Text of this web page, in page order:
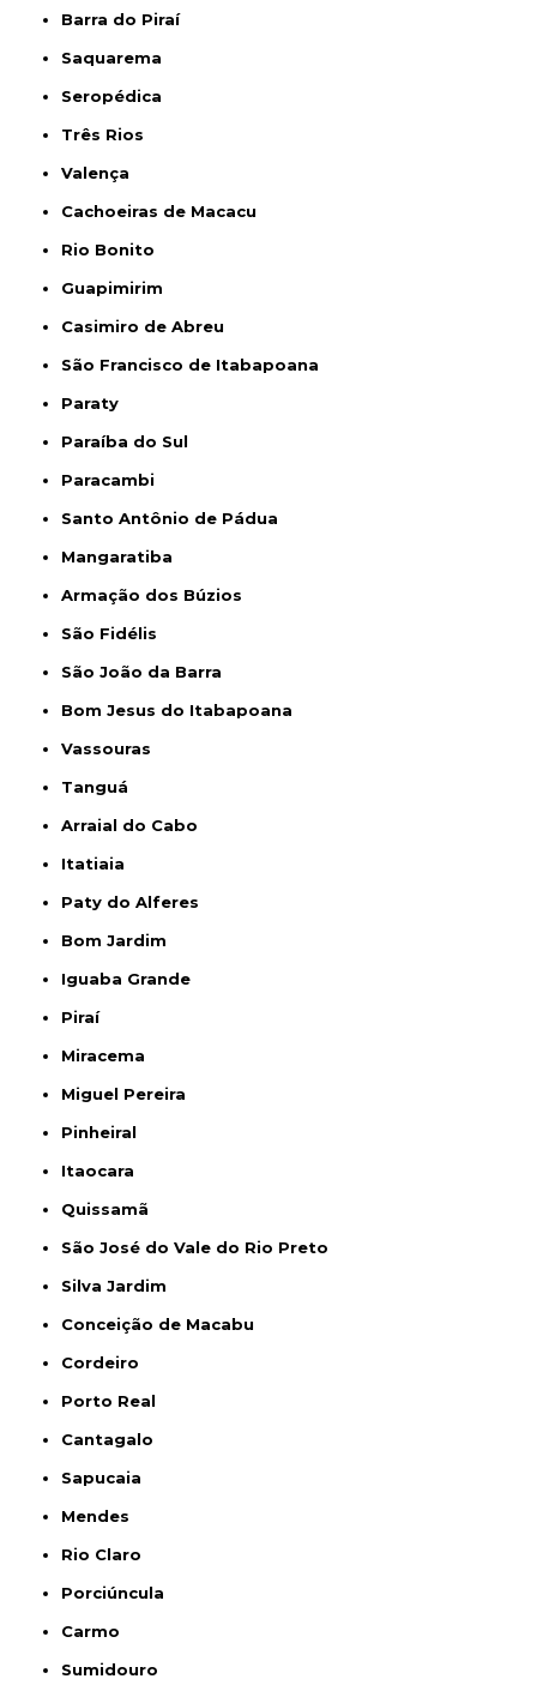
Barra do Piraí
Saquarema
Seropédica
Três Rios
Valença
Cachoeiras de Macacu
Rio Bonito
Guapimirim
Casimiro de Abreu
São Francisco de Itabapoana
Paraty
Paraíba do Sul
Paracambi
Santo Antônio de Pádua
Mangaratiba
Armação dos Búzios
São Fidélis
São João da Barra
Bom Jesus do Itabapoana
Vassouras
Tanguá
Arraial do Cabo
Itatiaia
Paty do Alferes
Bom Jardim
Iguaba Grande
Piraí
Miracema
Miguel Pereira
Pinheiral
Itaocara
Quissamã
São José do Vale do Rio Preto
Silva Jardim
Conceição de Macabu
Cordeiro
Porto Real
Cantagalo
Sapucaia
Mendes
Rio Claro
Porciúncula
Carmo
Sumidouro